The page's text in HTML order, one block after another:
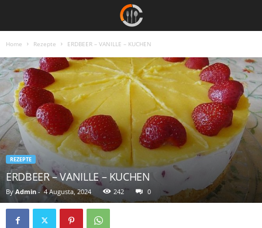
Home Rezepte ERDBEER – VANILLE – KUCHEN
REZEPTE
ERDBEER – VANILLE – KUCHEN
By Admin - 4 Augusta, 2024 242 0